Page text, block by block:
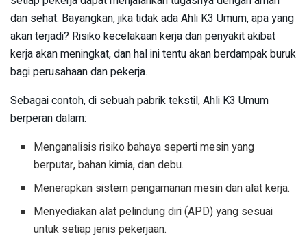
dan sehat. Bayangkan, jika tidak ada Ahli K3 Umum, apa yang
akan terjadi? Risiko kecelakaan kerja dan penyakit akibat
kerja akan meningkat, dan hal ini tentu akan berdampak buruk
bagi perusahaan dan pekerja.
Sebagai contoh, di sebuah pabrik tekstil, Ahli K3 Umum
berperan dalam:
Menganalisis risiko bahaya seperti mesin yang
berputar, bahan kimia, dan debu.
Menerapkan sistem pengamanan mesin dan alat kerja.
Menyediakan alat pelindung diri (APD) yang sesuai
untuk setiap jenis pekerjaan.